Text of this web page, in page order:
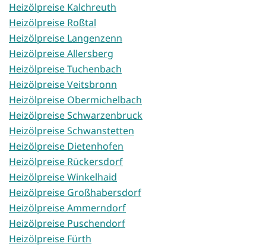
Heizölpreise Kalchreuth
Heizölpreise Roßtal
Heizölpreise Langenzenn
Heizölpreise Allersberg
Heizölpreise Tuchenbach
Heizölpreise Veitsbronn
Heizölpreise Obermichelbach
Heizölpreise Schwarzenbruck
Heizölpreise Schwanstetten
Heizölpreise Dietenhofen
Heizölpreise Rückersdorf
Heizölpreise Winkelhaid
Heizölpreise Großhabersdorf
Heizölpreise Ammerndorf
Heizölpreise Puschendorf
Heizölpreise Fürth